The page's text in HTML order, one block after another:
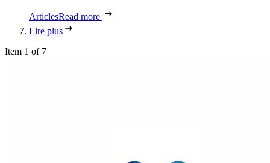
ArticlesRead more
Lire plus
Item 1 of 7